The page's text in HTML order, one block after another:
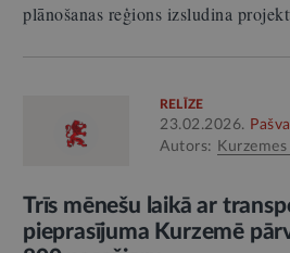
plānošanas reģions izsludina
RELĪZE
23.02.2026.
Autors:
Trīs mēnešu laikā ar
pieprasījuma Kurzemē